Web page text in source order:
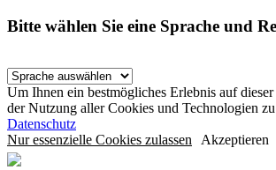
Bitte wählen Sie eine Sprache und
Um Ihnen ein bestmögliches Erlebnis auf
der Nutzung aller Cookies und Technologien
Datenschutz
Nur essenzielle Cookies zulassen Akzeptieren